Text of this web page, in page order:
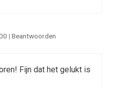
| Beantwoorden
Fijn dat het gelukt is